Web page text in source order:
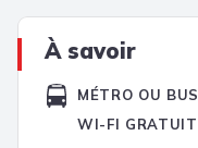
À savoir
MÉTRO OU
WI-FI GRATUIT